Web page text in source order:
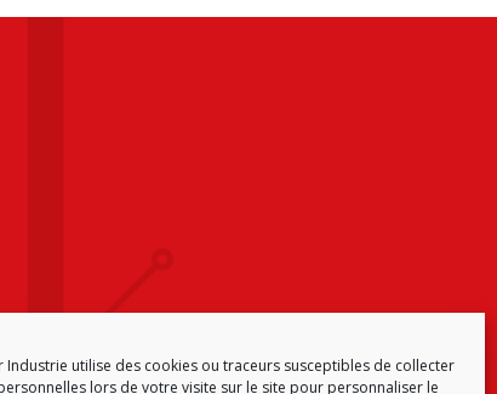
Industrie utilise des cookies ou traceurs susceptibles de collecter
lors de votre visite sur le site pour personnaliser le